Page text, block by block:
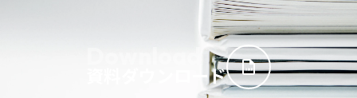
資料ダウンロード